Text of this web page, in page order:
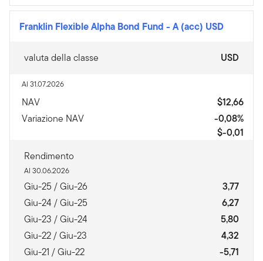
Franklin Flexible Alpha Bond Fund - A (acc) USD
valuta della classe USD
Al 31.07.2026
NAV
$12,66
Variazione NAV
-0,08%
$-0,01
Rendimento
Al 30.06.2026
Giu-25 / Giu-26
3,77
Giu-24 / Giu-25
6,27
Giu-23 / Giu-24
5,80
Giu-22 / Giu-23
4,32
Giu-21 / Giu-22
-5,71